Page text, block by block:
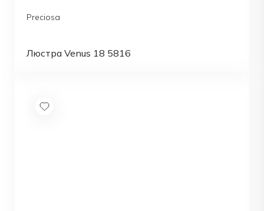
Preciosa
Люстра Venus 18 5816